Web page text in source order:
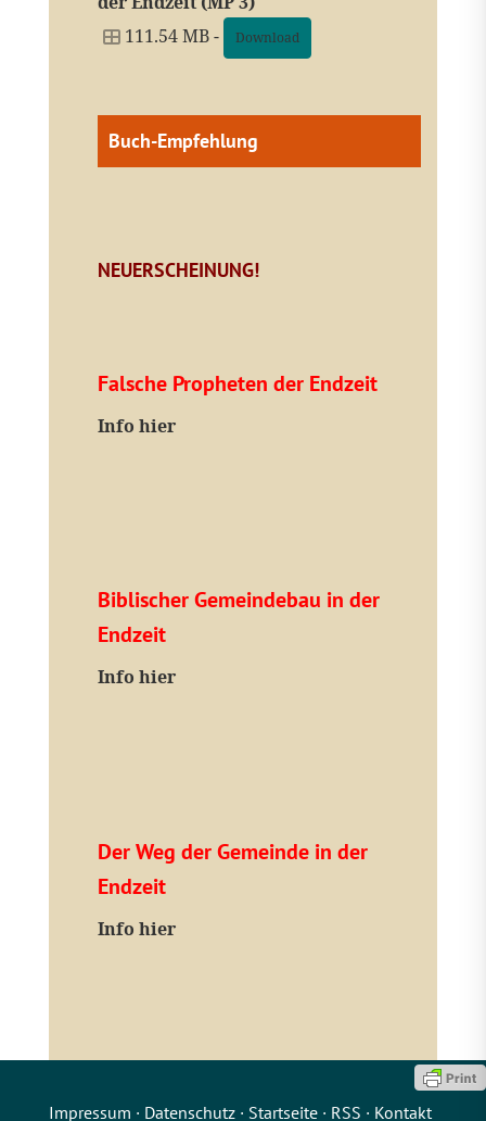
111.54 MB -
Download
Buch-Empfehlung
NEUERSCHEINUNG!
Falsche Propheten der Endzeit
Info hier
Biblischer Gemeindebau in der
Endzeit
Info hier
Der Weg der Gemeinde in der
Endzeit
Info hier
Impressum · Datenschutz· Startseite· RSS · Kontakt